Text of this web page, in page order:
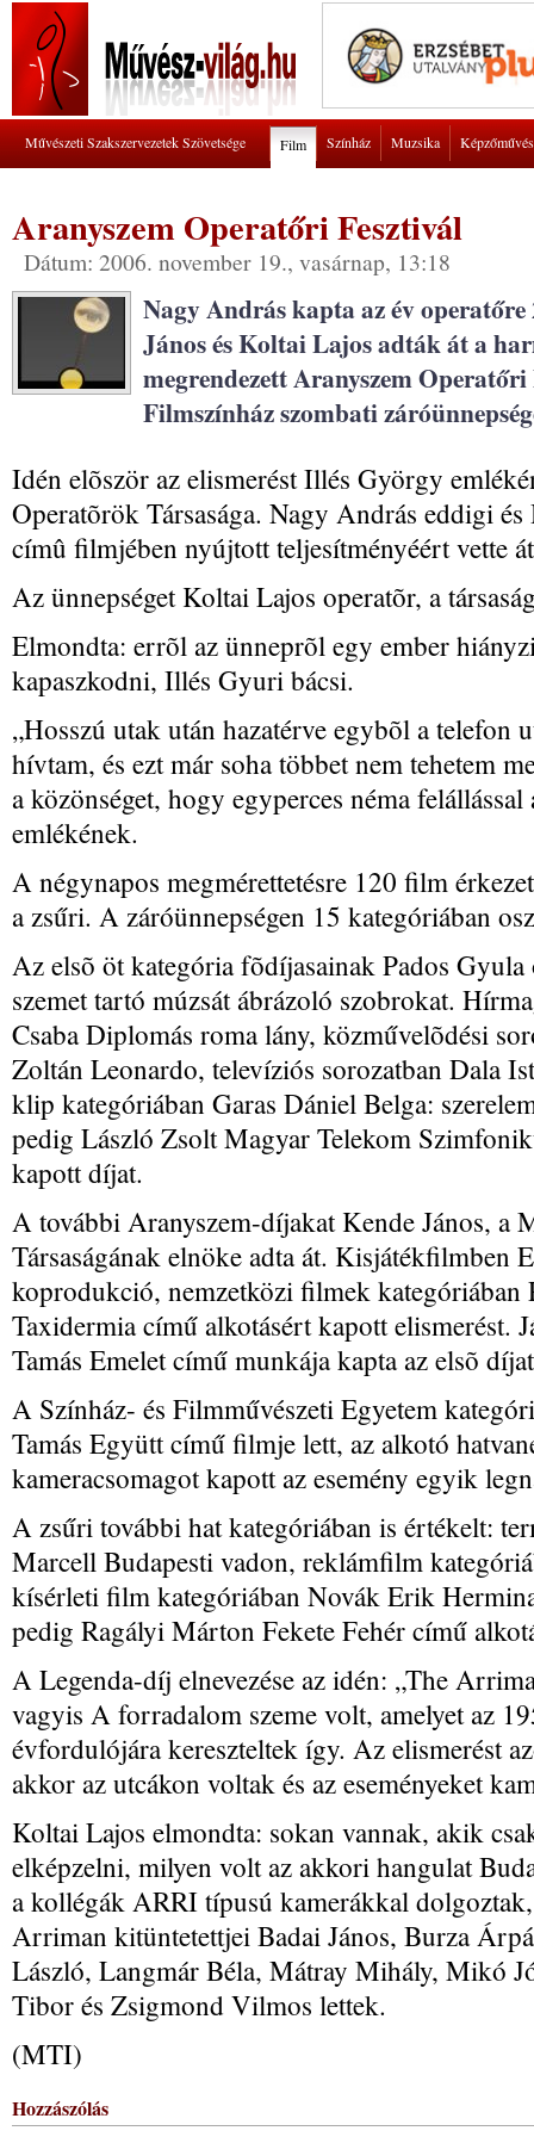
Művészeti Szakszervezetek Szövetsége Film Színház Muzsika
Aranyszem Operatőri Fesztivál
Dátum: 2006. november 19., vasárnap, 13:18
Nagy András kapta az év
János és Koltai Lajos adták át a
megrendezett Aranyszem
Filmszínház szombati
Idén elõször az elismerést Illés György
Operatõrök Társasága. Nagy András eddigi
címû filmjében nyújtott teljesítményéért vette
Az ünnepséget Koltai Lajos operatõr, a
Elmondta: errõl az ünneprõl egy ember
kapaszkodni, Illés Gyuri bácsi.
„Hosszú utak után hazatérve egybõl a telefon
hívtam, és ezt már soha többet nem tehetem
a közönséget, hogy egyperces néma
emlékének.
A négynapos megmérettetésre 120 film
a zsűri. A záróünnepségen 15 kategóriában
Az elsõ öt kategória fõdíjasainak Pados Gyula
szemet tartó múzsát ábrázoló szobrokat.
Csaba Diplomás roma lány, közművelõdési
Zoltán Leonardo, televíziós sorozatban Dala
klip kategóriában Garas Dániel Belga:
pedig László Zsolt Magyar Telekom
kapott díjat.
A további Aranyszem-díjakat Kende János, a
Társaságának elnöke adta át. Kisjátékfilmben
koprodukció, nemzetközi filmek kategóriában
Taxidermia című alkotásért kapott elismerést.
Tamás Emelet című munkája kapta az elsõ
A Színház- és Filmművészeti Egyetem
Tamás Együtt című filmje lett, az alkotó
kameracsomagot kapott az esemény egyik
A zsűri további hat kategóriában is értékelt:
Marcell Budapesti vadon, reklámfilm
kísérleti film kategóriában Novák Erik
pedig Ragályi Márton Fekete Fehér című
A Legenda-díj elnevezése az idén: „The
vagyis A forradalom szeme volt, amelyet az
évfordulójára kereszteltek így. Az elismerést
akkor az utcákon voltak és az eseményeket
Koltai Lajos elmondta: sokan vannak, akik
elképzelni, milyen volt az akkori hangulat
a kollégák ARRI típusú kamerákkal
Arriman kitüntetettjei Badai János, Burza
László, Langmár Béla, Mátray Mihály, Mikó
Tibor és Zsigmond Vilmos lettek.
(MTI)
Hozzászólás